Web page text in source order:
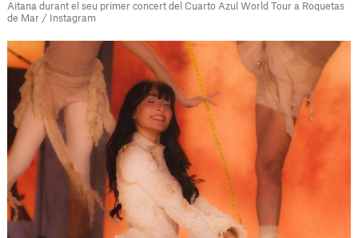
Aitana durant el seu primer concert del Cuarto Azul World Tour a Roquetas
de Mar / Instagram